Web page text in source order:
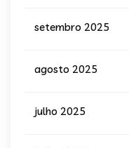
setembro 2025
agosto 2025
julho 2025